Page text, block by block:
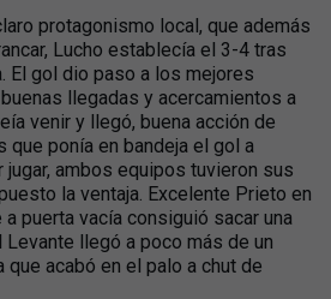
protagonismo local, que además
Lucho establecía el 3-4 tras
El gol dio paso a los mejores
llegadas y acercamientos a
venir y llegó, buena acción de
que ponía en bandeja el gol a
jugar, ambos equipos tuvieron sus
la ventaja. Excelente Prieto en
puerta vacía consiguió sacar una
Levante llegó a poco más de un
acabó en el palo a chut de